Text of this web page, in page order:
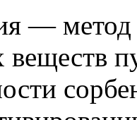
— метод
веществ